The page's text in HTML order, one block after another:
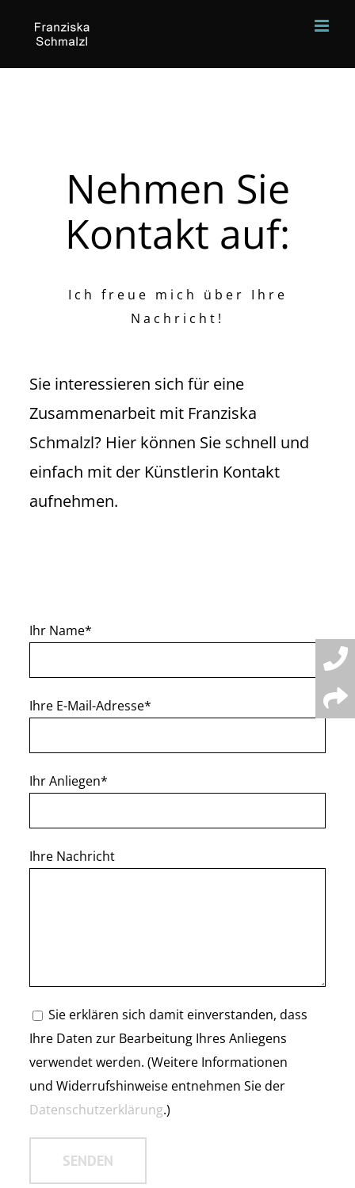
Nehmen Sie
Kontakt auf:
Ich freue mich über Ihre
Nachricht!
Sie interessieren sich für eine
Zusammenarbeit mit Franziska
Schmalzl? Hier können Sie schnell und
einfach mit der Künstlerin Kontakt
aufnehmen.
Ihr Name*
Ihre E-Mail-Adresse*
Ihr Anliegen*
Ihre Nachricht
Sie erklären sich damit einverstanden, dass
Ihre Daten zur Bearbeitung Ihres Anliegens
verwendet werden. (Weitere Informationen
und Widerrufshinweise entnehmen Sie der
Datenschutzerklärung.)